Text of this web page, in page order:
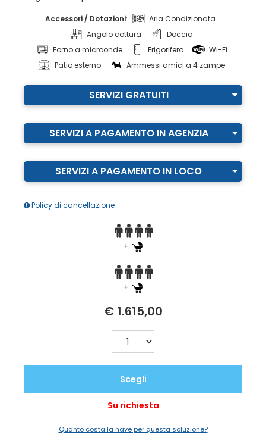
Accessori / Dotazioni:
Aria Condizionata
Angolo cottura
Doccia
Forno a microonde
Frigorifero
Wi-Fi
Patio esterno
Ammessi amici a 4 zampe
SERVIZI GRATUITI
SERVIZI A PAGAMENTO IN AGENZIA
SERVIZI A PAGAMENTO IN LOCO
Policy di cancellazione
+
+
€ 1.615,00
Scegli
Su richiesta
Quanto costa la nave per questa soluzione?